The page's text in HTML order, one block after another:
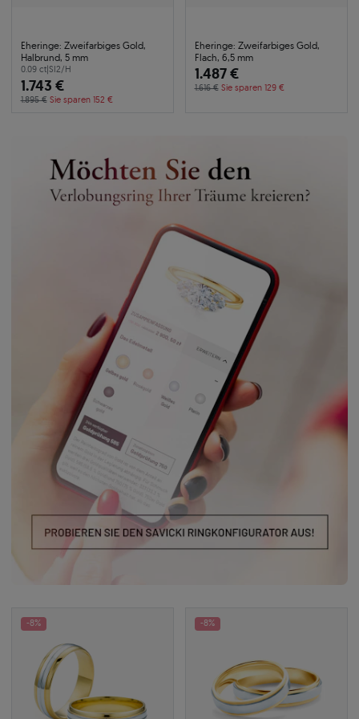
Eheringe: Zweifarbiges Gold,
Halbrund, 5 mm
0.09 ct|SI2/H
1.743 €
1.895 € Sie sparen 152 €
Eheringe: Zweifarbiges Gold,
Flach, 6,5 mm
1.487 €
1.616 € Sie sparen 129 €
-8% -8%